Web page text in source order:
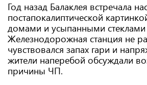
Год назад Балаклея встречала
постапокалиптической
домами и усыпанными
Железнодорожная станция не
чувствовался запах гари и
жители наперебой обсуждали
причины ЧП.